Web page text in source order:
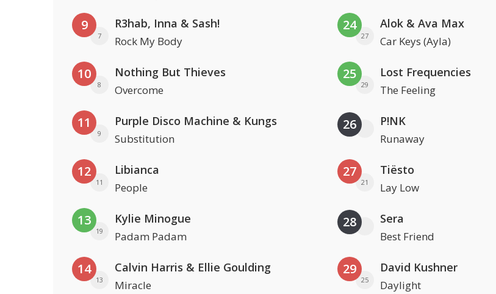
9
7
R3hab, Inna & Sash!
Rock My Body
10
8
Nothing But Thieves
Overcome
11
9
Purple Disco Machine & Kungs
Substitution
12
11
Libianca
People
13
19
Kylie Minogue
Padam Padam
14
13
Calvin Harris & Ellie Goulding
Miracle
24
27
Alok & Ava Max
Car Keys (Ayla)
25
29
Lost Frequencies
The Feeling
26 P!NK
Runaway
27
21
Tiësto
Lay Low
28 Sera
Best Friend
29
25
David Kushner
Daylight